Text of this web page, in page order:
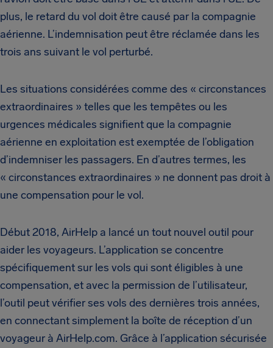
plus, le retard du vol doit être causé par la compagnie
aérienne. L’indemnisation peut être réclamée dans les
trois ans suivant le vol perturbé.
Les situations considérées comme des « circonstances
extraordinaires » telles que les tempêtes ou les
urgences médicales signifient que la compagnie
aérienne en exploitation est exemptée de l’obligation
d’indemniser les passagers. En d’autres termes, les
« circonstances extraordinaires » ne donnent pas droit à
une compensation pour le vol.
Début 2018, AirHelp a lancé un tout nouvel outil pour
aider les voyageurs. L’application se concentre
spécifiquement sur les vols qui sont éligibles à une
compensation, et avec la permission de l’utilisateur,
l’outil peut vérifier ses vols des dernières trois années,
en connectant simplement la boîte de réception d’un
voyageur à AirHelp.com. Grâce à l’application sécurisée